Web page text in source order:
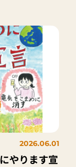
2026.06.01
やります宣